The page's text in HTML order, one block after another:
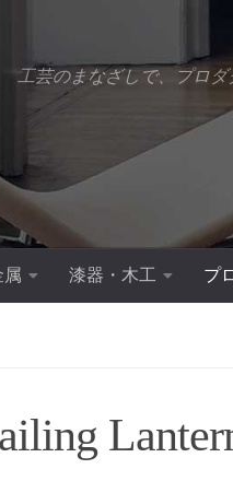
工芸のまなざしで、プロダ
属 漆器・木工 プ